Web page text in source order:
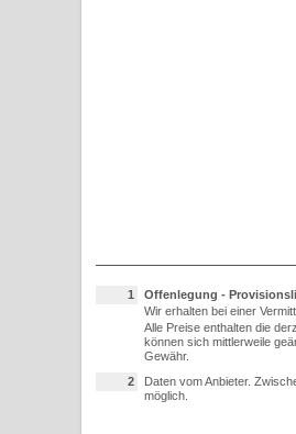
1
Offenlegung -
Wir erhalten bei einer
Alle Preise enthalten die
können sich mittlerweile
Gewähr.
2
Daten vom Anbieter.
möglich.